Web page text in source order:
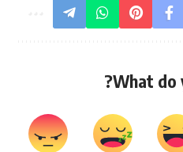
What do